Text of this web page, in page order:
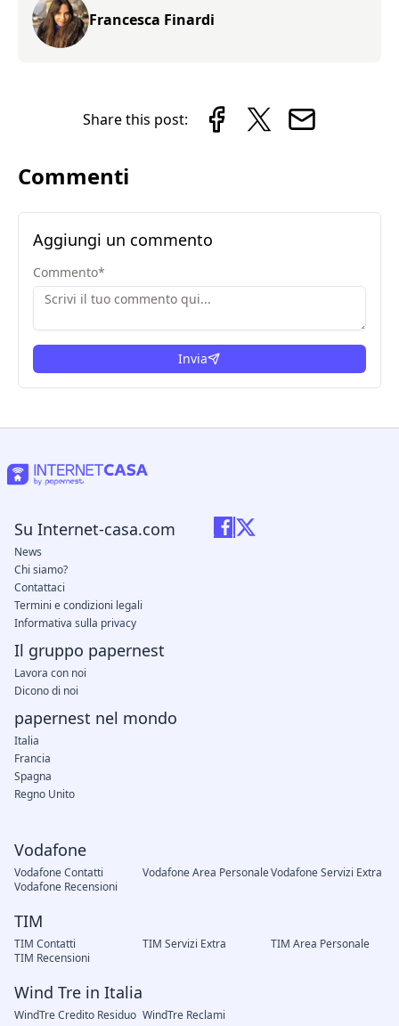
Francesca Finardi
Share this post:
Commenti
Aggiungi un commento
Commento*
Invia
Vodafone
Vodafone Contatti Vodafone Area PersonaleVodafone Servizi Extra
Vodafone Recensioni
TIM
TIM Contatti TIM Servizi Extra
TIM Area Personale
TIM Recensioni
Wind Tre in Italia
WindTre Credito Residuo WindTre Reclami
Su Internet-casa.com
News
Chi siamo?
Contattaci
Termini e condizioni legali
Informativa sulla privacy
Il gruppo papernest
Lavora con noi
Dicono di noi
papernest nel mondo
Italia
Francia
Spagna
Regno Unito